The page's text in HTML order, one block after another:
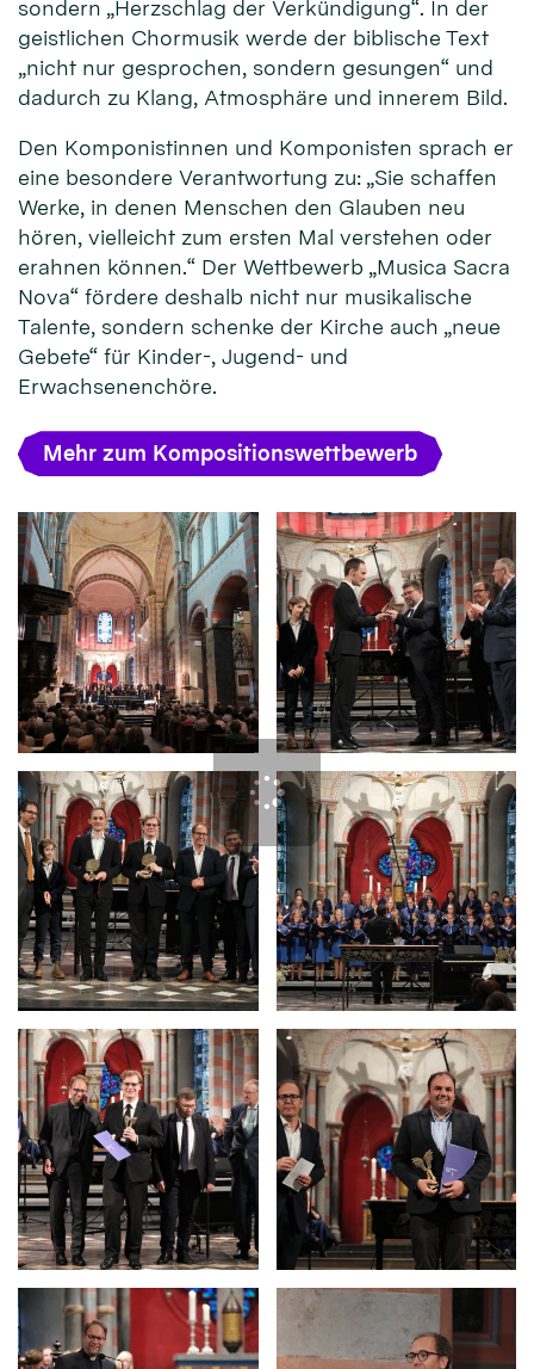
sondern „Herzschlag der Verkündigung“. In der
geistlichen Chormusik werde der biblische Text
„nicht nur gesprochen, sondern gesungen“ und
dadurch zu Klang, Atmosphäre und innerem Bild.
Den Komponistinnen und Komponisten sprach er
eine besondere Verantwortung zu: „Sie schaffen
Werke, in denen Menschen den Glauben neu
hören, vielleicht zum ersten Mal verstehen oder
erahnen können.“ Der Wettbewerb „Musica Sacra
Nova“ fördere deshalb nicht nur musikalische
Talente, sondern schenke der Kirche auch „neue
Gebete“ für Kinder-, Jugend- und
Erwachsenenchöre.
Mehr zum Kompositionswettbewerb